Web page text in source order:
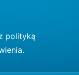
polityką